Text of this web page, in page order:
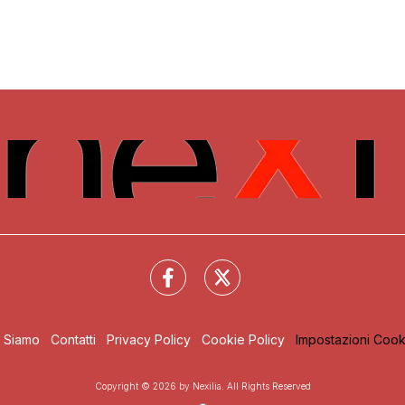
Siamo Contatti Privacy Policy Cookie Policy Impostazioni
Copyright © 2026 by Nexilia. All Rights Reserved